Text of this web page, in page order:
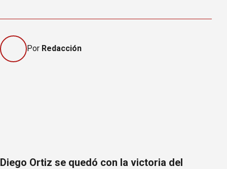
Por Redacción
Diego Ortiz se quedó con la victoria del